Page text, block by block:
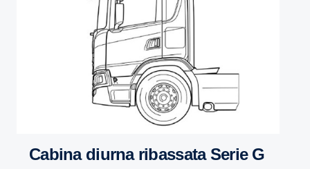
Cabina diurna ribassata Serie G